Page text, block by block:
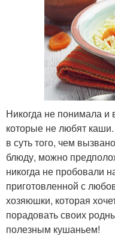
Никогда не понимала и
которые не любят
в суть того, чем
блюду, можно
никогда не пробовали
приготовленной с
хозяюшки, которая
порадовать своих
полезным кушаньем!